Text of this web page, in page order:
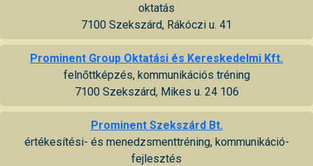
oktatás
7100 Szekszárd, Rákóczi u. 41
Prominent Group Oktatási és Kereskedelmi Kft.
felnőttképzés, kommunikációs tréning
7100 Szekszárd, Mikes u. 24 106
Prominent Szekszárd Bt.
értékesítési- és menedzsmenttréning, kommunikáció-
fejlesztés